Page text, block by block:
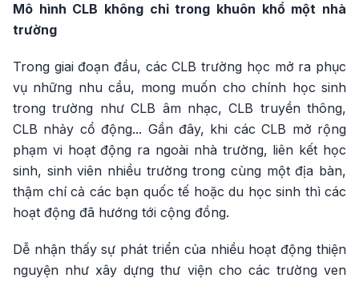
Mô hình CLB không chỉ trong khuôn khổ một nhà
trường
Trong giai đoạn đầu, các CLB trường học mở ra phục
vụ những nhu cầu, mong muốn cho chính học sinh
trong trường như CLB âm nhạc, CLB truyền thông,
CLB nhảy cổ động... Gần đây, khi các CLB mở rộng
phạm vi hoạt động ra ngoài nhà trường, liên kết học
sinh, sinh viên nhiều trường trong cùng một địa bàn,
thậm chí cả các bạn quốc tế hoặc du học sinh thì các
hoạt động đã hướng tới cộng đồng.
Dễ nhận thấy sự phát triển của nhiều hoạt động thiện
nguyện như xây dựng thư viện cho các trường ven